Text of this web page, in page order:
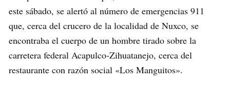
este sábado, se alertó al número de emergencias 911
que, cerca del crucero de la localidad de Nuxco, se
encontraba el cuerpo de un hombre tirado sobre la
carretera federal Acapulco-Zihuatanejo, cerca del
restaurante con razón social «Los Manguitos».